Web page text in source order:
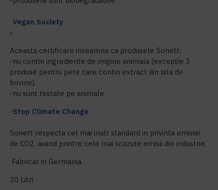
-
Vegan Society
Aceasta certificare inseamna ca produsele Sonett:
-nu contin ingrediente de origine animala (exceptie 3
produse pentru pete care contin extract din bila de
bovine).
-nu sunt testate pe animale
-Stop Climate Change
Sonett respecta cel mai inalt standard in privinta emisiei
de CO2, avand printre cele mai scazute emisii din industrie.
Fabricat in Germania
20 Litri